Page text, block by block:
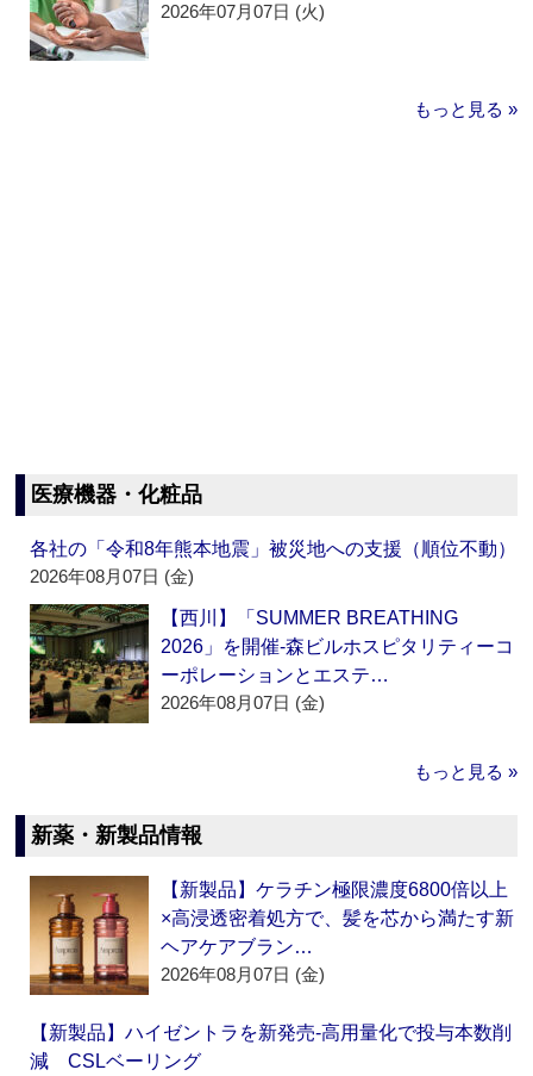
2026年07月07日 (火)
もっと見る »
医療機器・化粧品
各社の「令和8年熊本地震」被災地への支援（順位不動）
2026年08月07日 (金)
【西川】「SUMMER BREATHING
2026」を開催‐森ビルホスピタリティーコ
ーポレーションとエステ…
2026年08月07日 (金)
もっと見る »
新薬・新製品情報
【新製品】ケラチン極限濃度6800倍以上
×高浸透密着処方で、髪を芯から満たす新
ヘアケアブラン…
2026年08月07日 (金)
【新製品】ハイゼントラを新発売‐高用量化で投与本数削
減 CSLベーリング